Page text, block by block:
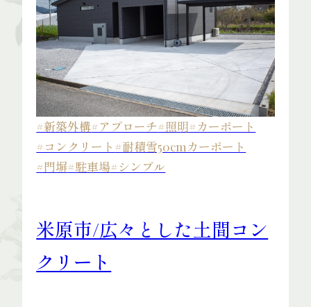
#新築外構#アプローチ#照明#カーポート
#コンクリート #耐積雪50cmカーポート
#門塀#駐車場#シンプル
米原市/広々とした土間コン
クリート
Blog
Access